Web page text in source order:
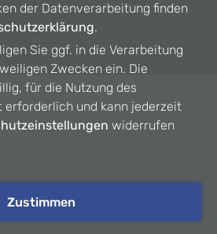
der Datenverarbeitung finden
.
Sie ggf. in die Verarbeitung
Zwecken ein. Die
für die Nutzung des
erforderlich und kann jederzeit
widerrufen
Zustimmen